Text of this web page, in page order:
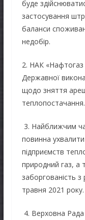
буде
застосування
баланси
недобір.
2. НАК «Нафтогаз
Державної
щодо зняття
теплопостачання.
3. Найближчим
повинна
підприємств
природний газ, а
заборгованість з
травня 2021 року.
4. Верховна